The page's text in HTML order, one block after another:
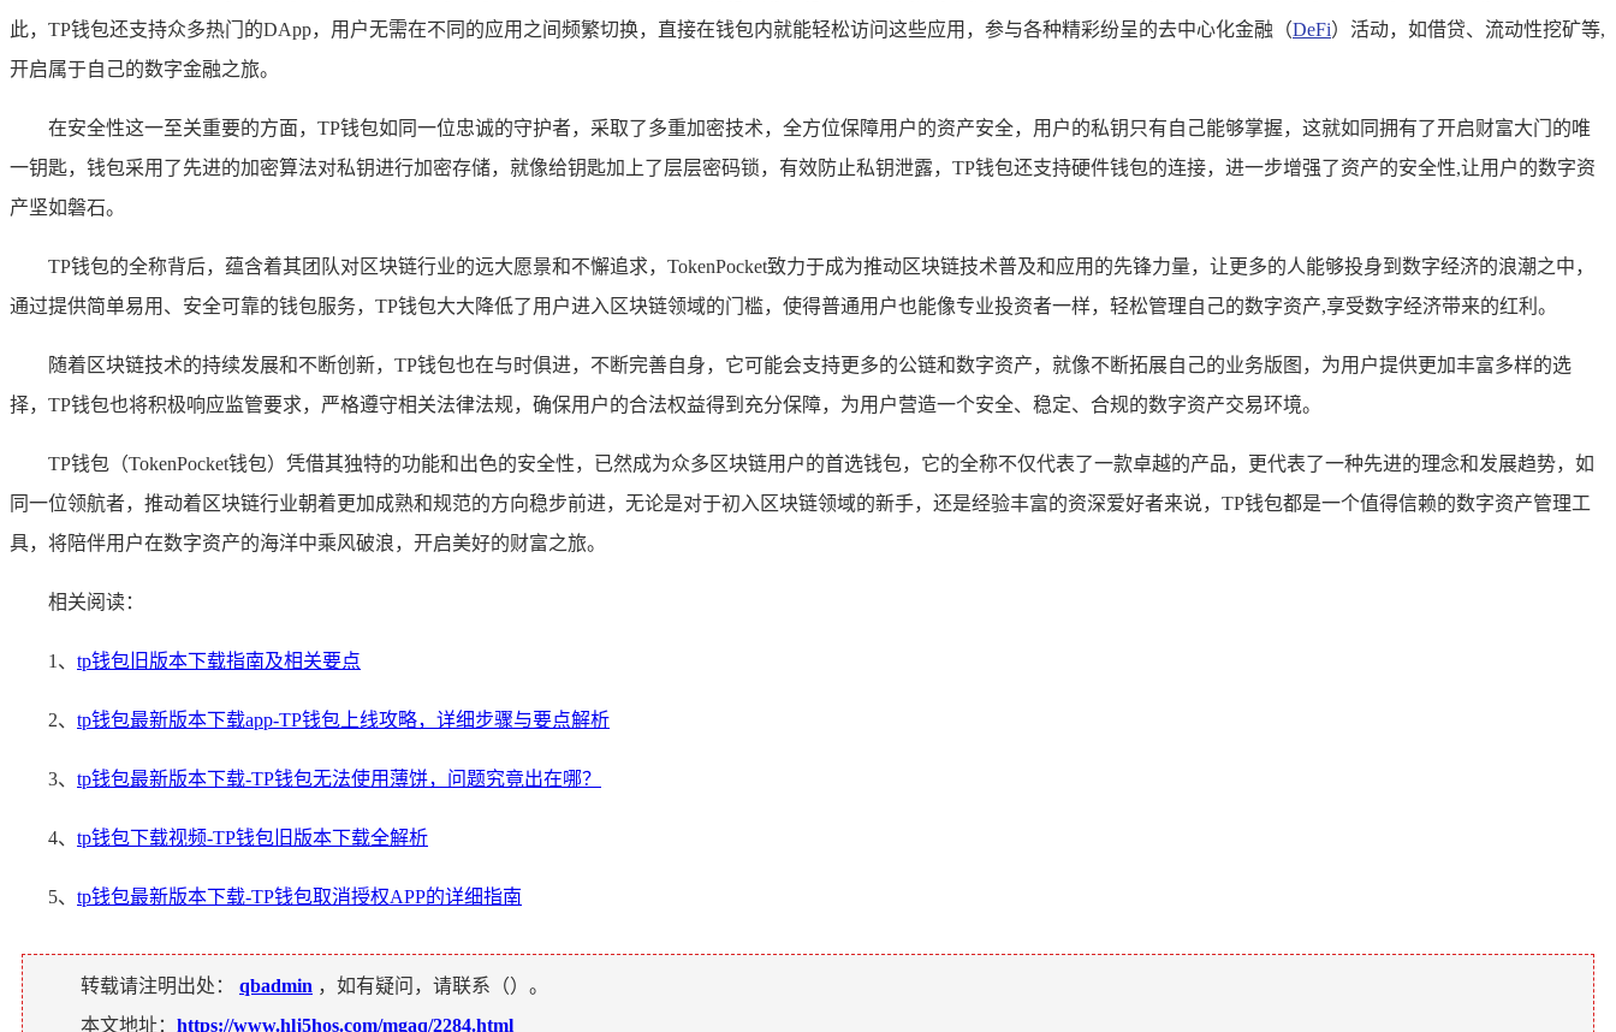
此，TP钱包还支持众多热门的DApp，用户无需在不同的应用之间频繁切换，直接在钱包内就能轻松访问这些应用，参与各种精彩纷呈的去中心化金融（DeFi）活动，如借贷、流动性挖矿等,
开启属于自己的数字金融之旅。
在安全性这一至关重要的方面，TP钱包如同一位忠诚的守护者，采取了多重加密技术，全方位保障用户的资产安全，用户的私钥只有自己能够掌握，这就如同拥有了开启财富大门的唯
一钥匙，钱包采用了先进的加密算法对私钥进行加密存储，就像给钥匙加上了层层密码锁，有效防止私钥泄露，TP钱包还支持硬件钱包的连接，进一步增强了资产的安全性,让用户的数字资
产坚如磐石。
TP钱包的全称背后，蕴含着其团队对区块链行业的远大愿景和不懈追求，TokenPocket致力于成为推动区块链技术普及和应用的先锋力量，让更多的人能够投身到数字经济的浪潮之中，
通过提供简单易用、安全可靠的钱包服务，TP钱包大大降低了用户进入区块链领域的门槛，使得普通用户也能像专业投资者一样，轻松管理自己的数字资产,享受数字经济带来的红利。
随着区块链技术的持续发展和不断创新，TP钱包也在与时俱进，不断完善自身，它可能会支持更多的公链和数字资产，就像不断拓展自己的业务版图，为用户提供更加丰富多样的选
择，TP钱包也将积极响应监管要求，严格遵守相关法律法规，确保用户的合法权益得到充分保障，为用户营造一个安全、稳定、合规的数字资产交易环境。
TP钱包（TokenPocket钱包）凭借其独特的功能和出色的安全性，已然成为众多区块链用户的首选钱包，它的全称不仅代表了一款卓越的产品，更代表了一种先进的理念和发展趋势，如
同一位领航者，推动着区块链行业朝着更加成熟和规范的方向稳步前进，无论是对于初入区块链领域的新手，还是经验丰富的资深爱好者来说，TP钱包都是一个值得信赖的数字资产管理工
具，将陪伴用户在数字资产的海洋中乘风破浪，开启美好的财富之旅。
相关阅读：
1、 tp钱包旧版本下载指南及相关要点
2、 tp钱包最新版本下载app-TP钱包上线攻略，详细步骤与要点解析
3、 tp钱包最新版本下载-TP钱包无法使用薄饼，问题究竟出在哪？
4、 tp钱包下载视频-TP钱包旧版本下载全解析
5、 tp钱包最新版本下载-TP钱包取消授权APP的详细指南
转载请注明出处： qbadmin ，如有疑问，请联系（）。
本文地址： https://www.hlj5hos.com/mgaq/2284.html